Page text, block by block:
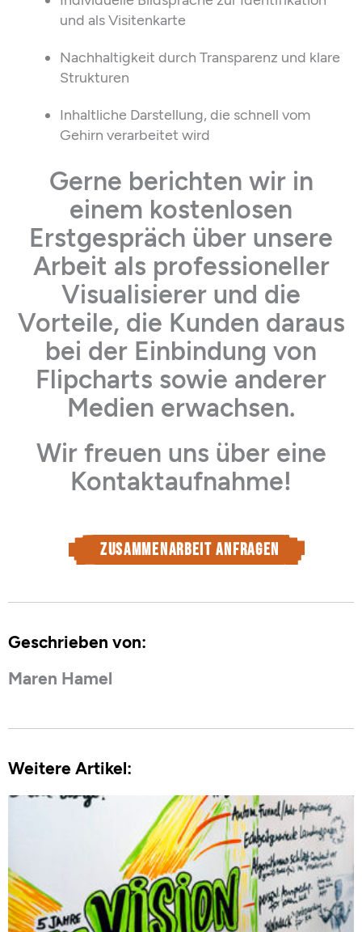
und als Visitenkarte
Nachhaltigkeit durch Transparenz und klare
Strukturen
Inhaltliche Darstellung, die schnell vom
Gehirn verarbeitet wird
Gerne berichten wir in
einem kostenlosen
Erstgespräch über unsere
Arbeit als professioneller
Visualisierer und die
Vorteile, die Kunden daraus
bei der Einbindung von
Flipcharts sowie anderer
Medien erwachsen.
Wir freuen uns über eine
Kontaktaufnahme!
Zusammenarbeit anfragen
Geschrieben von:
Maren Hamel
Weitere Artikel: